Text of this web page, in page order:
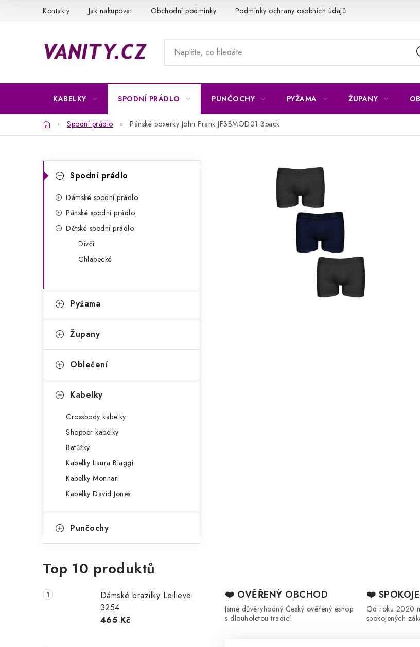
Kontakty Jak nakupovat Obchodní podmínky Podmínky ochrany osobních údajů
KABELKY SPODNÍ PRÁDLO PUNČOCHY PYŽAMA ŽUPANY
DomůSpodní prádlo Pánské boxerky John Frank JF3BMOD01 3pack
P
n
í
p
n
kategorie
K
a
i
Spodní prádlo
Dámské spodní prádlo
Pánské spodní prádlo
Dětské spodní prádlo
Dívčí
Chlapecké
Pyžama
Župany
Oblečení
Kabelky
Crossbody kabelky
Shopper kabelky
Batůžky
Kabelky Laura Biaggi
Kabelky Monnari
Kabelky David Jones
Punčochy
Top 10 produktů
Dámské brazilky Leilieve
3254
465 Kč
❤️ OVĚŘENÝ OBCHOD
Jsme důvěryhodný Český ověřený eshop
s dlouholetou tradicí.
❤️
Od roku 2020
spokojených